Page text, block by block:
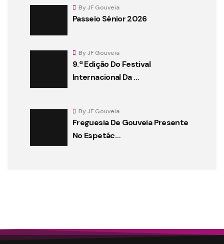
Passeio Sénior 2026
By JF Gouveia
9.ª Edição Do Festival
Internacional Da …
By JF Gouveia
Freguesia De Gouveia Presente
No Espetác…
By JF Gouveia